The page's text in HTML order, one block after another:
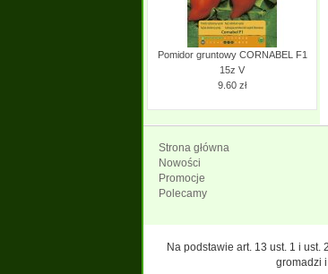
Pomidor gruntowy CORNABEL F1
15z V
9.60 zł
Strona główna
Nowości
Promocje
Polecamy
Na podstawie art. 13 ust. 1 i
gromadzi